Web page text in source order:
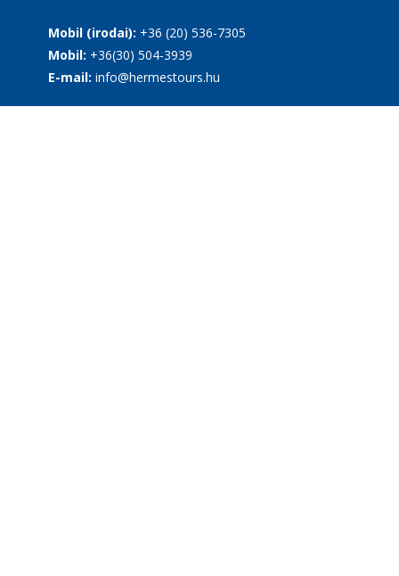
Mobil (irodai): +36 (20) 536-7305
Mobil: +36(30) 504-3939
E-mail: info@hermestours.hu